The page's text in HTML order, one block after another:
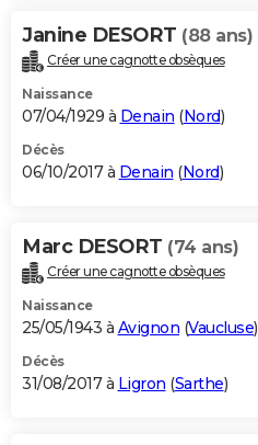
Janine DESORT (88 ans)
Créer une cagnotte obsèques
Naissance
07/04/1929 à Denain (Nord)
Décès
06/10/2017 à Denain (Nord)
Marc DESORT (74 ans)
Créer une cagnotte obsèques
Naissance
25/05/1943 à Avignon (Vaucluse)
Décès
31/08/2017 à Ligron (Sarthe)